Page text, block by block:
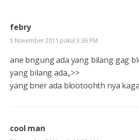
febry
5 November 2011 pukul 3:36 PM
ane bngung ada yang bilang gag
yang bilang ada,,>>
yang bner ada blootoohth nya
cool man